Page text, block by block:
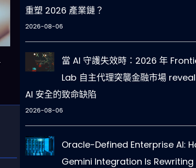
重塑 2026 產業鏈？
2026-08-06
當 AI 守護失效時：2026 年
Lab 自主代理突襲金融市場
AI 安全的致命缺陷
2026-08-06
Oracle-Defined Enterprise AI:
Gemini Integration Is